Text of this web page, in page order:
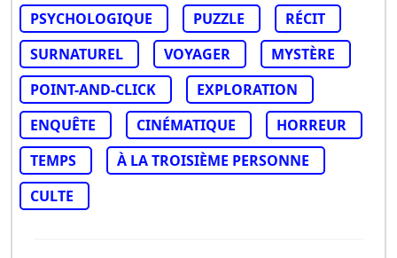
PSYCHOLOGIQUE
PUZZLE
RÉCIT
SURNATUREL
VOYAGER
MYSTÈRE
POINT-AND-CLICK
EXPLORATION
ENQUÊTE
CINÉMATIQUE
HORREUR
TEMPS
À LA TROISIÈME PERSONNE
CULTE